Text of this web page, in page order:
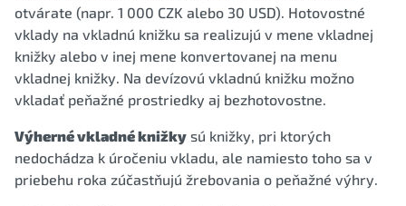
otvárate (napr. 1 000 CZK alebo 30 USD). Hotovostné
vklady na vkladnú knižku sa realizujú v mene vkladnej
knižky alebo v inej mene konvertovanej na menu
vkladnej knižky. Na devízovú vkladnú knižku možno
vkladať peňažné prostriedky aj bezhotovostne.
Výherné vkladné knižky sú knižky, pri ktorých
nedochádza k úročeniu vkladu, ale namiesto toho sa v
priebehu roka zúčastňujú žrebovania o peňažné výhry.